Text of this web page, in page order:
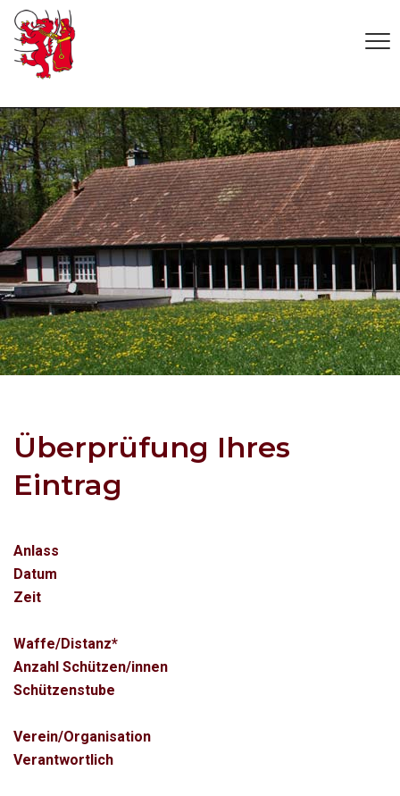
Überprüfung Ihres
Eintrag
Anlass
Datum
Zeit
Waffe/Distanz*
Anzahl Schützen/innen
Schützenstube
Verein/Organisation
Verantwortlich